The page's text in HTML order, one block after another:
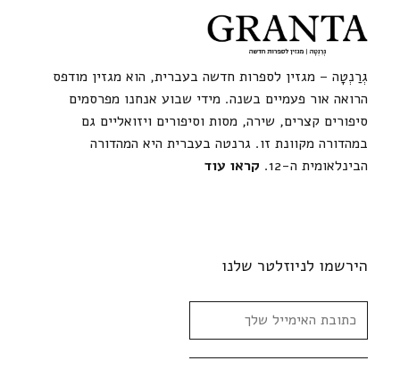
גְרַנְטָה – מגזין לספרות חדשה בעברית, הוא מגזין מודפס
הרואה אור פעמיים בשנה. מידי שבוע אנחנו מפרסמים
סיפורים קצרים, שירה, מסות וסיפורים ויזואליים גם
במהדורה מקוונת זו. גרנטה בעברית היא המהדורה
הבינלאומית ה-12.
קראו עוד
הירשמו לניוזלטר שלנו